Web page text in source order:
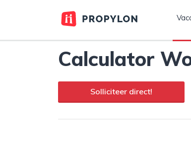
Calculator
Solliciteer direct!